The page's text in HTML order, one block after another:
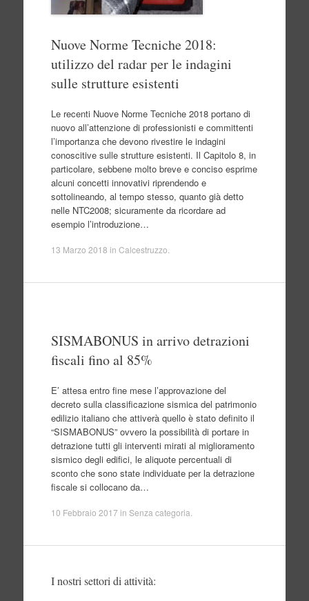
Nuove Norme Tecniche 2018:
utilizzo del radar per le indagini
sulle strutture esistenti
Le recenti Nuove Norme Tecniche 2018 portano di
nuovo all’attenzione di professionisti e committenti
l’importanza che devono rivestire le indagini
conoscitive sulle strutture esistenti. Il Capitolo 8, in
particolare, sebbene molto breve e conciso esprime
alcuni concetti innovativi riprendendo e
sottolineando, al tempo stesso, quanto già detto
nelle NTC2008; sicuramente da ricordare ad
esempio l’introduzione…
13 Marzo 2018 in Calcestruzzo
SISMABONUS in arrivo detrazioni
fiscali fino al 85%
E’ attesa entro fine mese l’approvazione del
decreto sulla classificazione sismica del patrimonio
edilizio italiano che attiverà quello è stato definito il
“SISMABONUS” ovvero la possibilità di portare in
detrazione tutti gli interventi mirati al miglioramento
sismico degli edifici, le aliquote percentuali di
sconto che sono state individuate per la detrazione
fiscale si collocano da…
10 Febbraio 2017 in Senza categoria
I nostri settori di attività: